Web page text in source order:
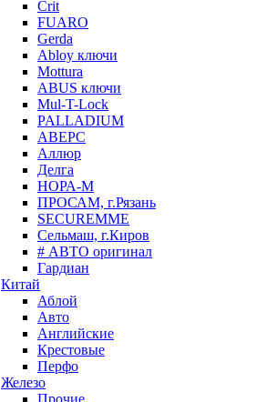
Crit
FUARO
Gerda
Abloy ключи
Mottura
ABUS ключи
Mul-T-Lock
PALLADIUM
АВЕРС
Аллюр
Делга
НОРА-М
ПРОСАМ, г.Рязань
SECUREMME
Сельмаш, г.Киров
# АВТО оригинал
Гардиан
Китай
Аблой
Авто
Английские
Крестовые
Перфо
Железо
Прочие